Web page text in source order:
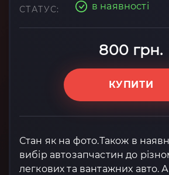
СТАТУС:
в наявності
800 грн.
КУПИТИ
Стан як на фото.Також в
вибір автозапчастин до
легкових та вантажних авто.